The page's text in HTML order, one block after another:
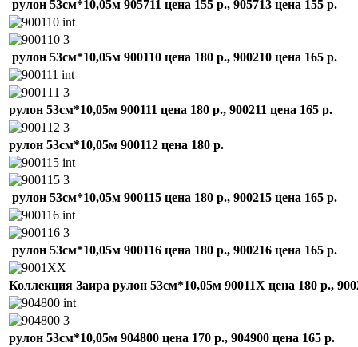
рулон 53см*10,05м 905711 цена 155 р., 905713 цена 155 р.
рулон 53см*10,05м 900110 цена 180 р., 900210 цена 165 р.
рулон 53см*10,05м 900111 цена 180 р., 900211 цена 165 р.
рулон 53см*10,05м 900112 цена 180 р.
рулон 53см*10,05м 900115 цена 180 р., 900215 цена 165 р.
рулон 53см*10,05м 900116 цена 180 р., 900216 цена 165 р.
Коллекция Заира рулон 53см*10,05м 90011X цена 180 р.,
рулон 53см*10,05м 904800 цена 170 р., 904900 цена 165 р.